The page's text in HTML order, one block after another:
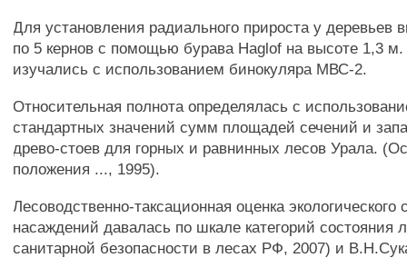
Для установления радиального прироста у деревьев
по 5 кернов с помощью бурава Haglof на высоте 1,3
изучались с использованием бинокуляра МВС-2.
Относительная полнота определялась с
стандартных значений сумм площадей сечений и
древо-стоев для горных и равнинных лесов Урала.
положения ..., 1995).
Лесоводственно-таксационная оценка экологического
насаждений давалась по шкале категорий состояния
санитарной безопасности в лесах РФ, 2007) и